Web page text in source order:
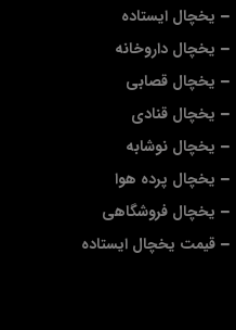
یخچال ایستاده
یخچال داروخانه
یخچال قصابی
یخچال قنادی
یخچال نوشابه
یخچال پرده هوا
یخچال فروشگاهی
قیمت یخچال ایستاده